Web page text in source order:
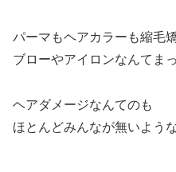
パーマもヘアカラーも縮毛
ブローやアイロンなんてま
ヘアダメージなんてのも
ほとんどみんなが無いよう